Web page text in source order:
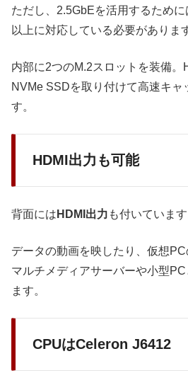
ただし、2.5GbEを活用するため
以上に対応している必要がありま
内部に2つのM.2スロットを装備。
NVMe SSDを取り付けて高速キャ
す。
HDMI出力も可能
背面には HDMI出力 も付いています
データの動画を映したり、仮想PC
マルチメディアサーバーや小型
ます。
CPUはCeleron J6412